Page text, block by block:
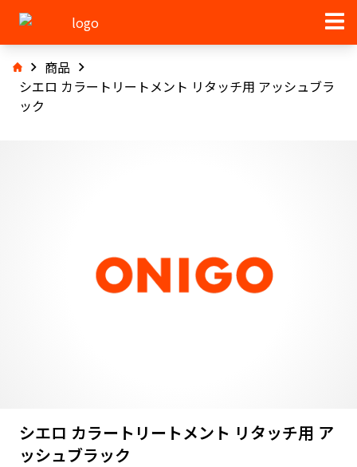
商品
シエロ カラートリートメント リタッチ用 アッシュブラ
ック
シエロ カラートリートメント リタッチ用 ア
ッシュブラック